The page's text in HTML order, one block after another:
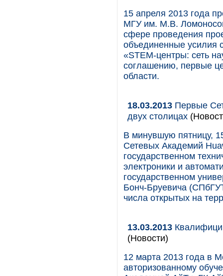
15 апреля 2013 года
МГУ им. М.В.
сфере проведения
объединенные усилия
«STEM-центры: сеть
соглашению, первые
области.
18.03.2013 Первые
двух столицах
В минувшую пятницу,
Сетевых Академий
государственном
электроники и
государственном
Бонч-Бруевича
числа открытых на
13.03.2013
(Новости)
12 марта 2013 года в
авторизованному